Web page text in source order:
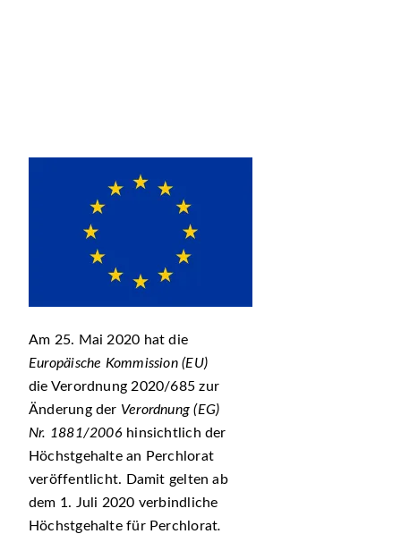
Am 25. Mai 2020 hat die
Europäische Kommission (EU)
die Verordnung 2020/685 zur
Änderung der Verordnung (EG)
Nr. 1881/2006hinsichtlich der
Höchstgehalte an Perchlorat
veröffentlicht. Damit gelten ab
dem 1. Juli 2020 verbindliche
Höchstgehalte für Perchlorat.